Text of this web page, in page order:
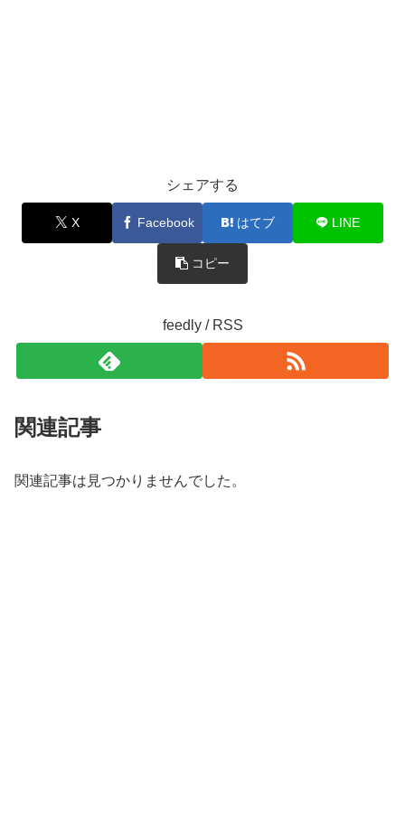
シェアする
X Facebook はてブ LINE
コピー
feedly / RSS
関連記事
関連記事は見つかりませんでした。